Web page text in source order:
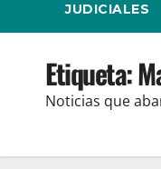
JUDICIALES
Etiqueta:
Noticias que